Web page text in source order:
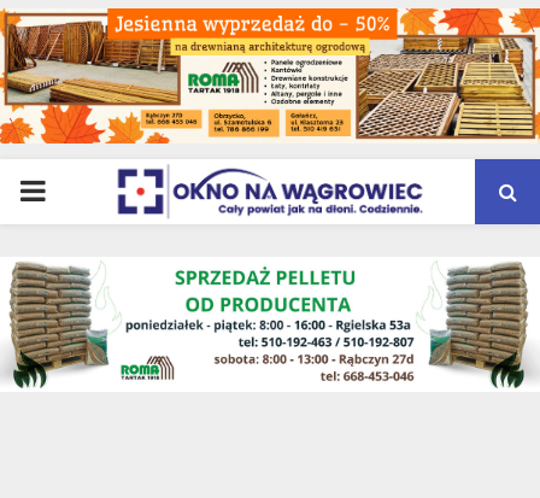
PRIMARY
MENU